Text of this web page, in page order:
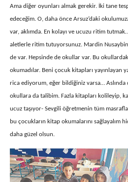
Ama diğer oyunları almak gerekir. İki tane
edeceğim. O, daha önce Arsuz’daki
var, aklımda. En kolayı ve ucuzu ritim
aletlerle ritim tutuyorsunuz. Mardin
de var. Hepsinde de okullar var. Bu
okumadılar. Beni çocuk kitapları yayınlayan
rica ediyorum, eğer bildiğiniz varsa… Aslında
okullara da talibim. Fazla kitapları kolileyip,
ucuz taşıyor- Sevgili öğretmenin tüm
bu çocukların kitap okumalarını sağlayalım
daha güzel olsun.